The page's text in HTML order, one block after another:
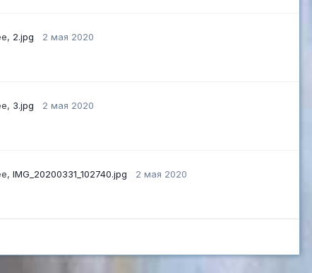
2.jpg 2 мая 2020
3.jpg 2 мая 2020
IMG_20200331_102740.jpg 2 мая 2020